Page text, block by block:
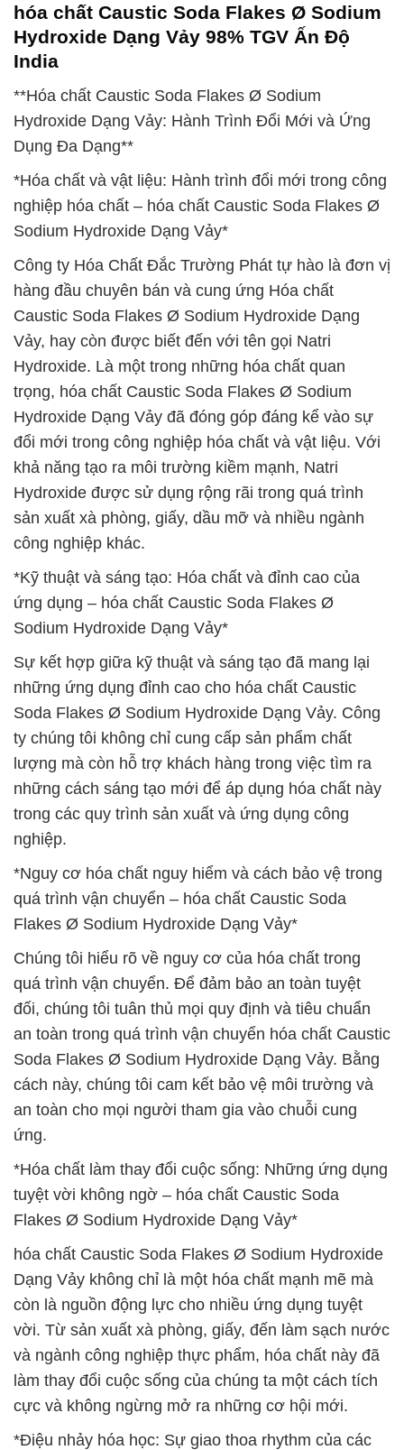
hóa chất Caustic Soda Flakes Ø Sodium
Hydroxide Dạng Vảy 98% TGV Ấn Độ
India
**Hóa chất Caustic Soda Flakes Ø Sodium
Hydroxide Dạng Vảy: Hành Trình Đổi Mới và Ứng
Dụng Đa Dạng**
*Hóa chất và vật liệu: Hành trình đổi mới trong công
nghiệp hóa chất – hóa chất Caustic Soda Flakes Ø
Sodium Hydroxide Dạng Vảy*
Công ty Hóa Chất Đắc Trường Phát tự hào là đơn vị
hàng đầu chuyên bán và cung ứng Hóa chất
Caustic Soda Flakes Ø Sodium Hydroxide Dạng
Vảy, hay còn được biết đến với tên gọi Natri
Hydroxide. Là một trong những hóa chất quan
trọng, hóa chất Caustic Soda Flakes Ø Sodium
Hydroxide Dạng Vảy đã đóng góp đáng kể vào sự
đổi mới trong công nghiệp hóa chất và vật liệu. Với
khả năng tạo ra môi trường kiềm mạnh, Natri
Hydroxide được sử dụng rộng rãi trong quá trình
sản xuất xà phòng, giấy, dầu mỡ và nhiều ngành
công nghiệp khác.
*Kỹ thuật và sáng tạo: Hóa chất và đỉnh cao của
ứng dụng – hóa chất Caustic Soda Flakes Ø
Sodium Hydroxide Dạng Vảy*
Sự kết hợp giữa kỹ thuật và sáng tạo đã mang lại
những ứng dụng đỉnh cao cho hóa chất Caustic
Soda Flakes Ø Sodium Hydroxide Dạng Vảy. Công
ty chúng tôi không chỉ cung cấp sản phẩm chất
lượng mà còn hỗ trợ khách hàng trong việc tìm ra
những cách sáng tạo mới để áp dụng hóa chất này
trong các quy trình sản xuất và ứng dụng công
nghiệp.
*Nguy cơ hóa chất nguy hiểm và cách bảo vệ trong
quá trình vận chuyển – hóa chất Caustic Soda
Flakes Ø Sodium Hydroxide Dạng Vảy*
Chúng tôi hiểu rõ về nguy cơ của hóa chất trong
quá trình vận chuyển. Để đảm bảo an toàn tuyệt
đối, chúng tôi tuân thủ mọi quy định và tiêu chuẩn
an toàn trong quá trình vận chuyển hóa chất Caustic
Soda Flakes Ø Sodium Hydroxide Dạng Vảy. Bằng
cách này, chúng tôi cam kết bảo vệ môi trường và
an toàn cho mọi người tham gia vào chuỗi cung
ứng.
*Hóa chất làm thay đổi cuộc sống: Những ứng dụng
tuyệt vời không ngờ – hóa chất Caustic Soda
Flakes Ø Sodium Hydroxide Dạng Vảy*
hóa chất Caustic Soda Flakes Ø Sodium Hydroxide
Dạng Vảy không chỉ là một hóa chất mạnh mẽ mà
còn là nguồn động lực cho nhiều ứng dụng tuyệt
vời. Từ sản xuất xà phòng, giấy, đến làm sạch nước
và ngành công nghiệp thực phẩm, hóa chất này đã
làm thay đổi cuộc sống của chúng ta một cách tích
cực và không ngừng mở ra những cơ hội mới.
*Điệu nhảy hóa học: Sự giao thoa rhythm của các